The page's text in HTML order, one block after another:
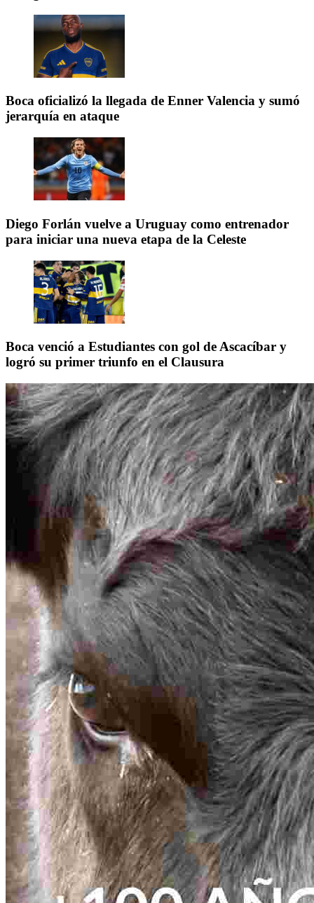
Boca oficializó la llegada de Enner Valencia y sumó
jerarquía en ataque
Diego Forlán vuelve a Uruguay como entrenador
para iniciar una nueva etapa de la Celeste
Boca venció a Estudiantes con gol de Ascacíbar y
logró su primer triunfo en el Clausura